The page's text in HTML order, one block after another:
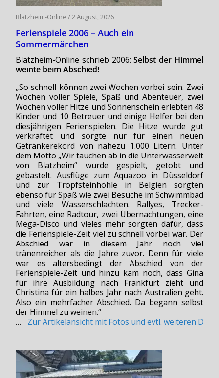
Blatzheim-Online / 2 August, 2026
Ferienspiele 2006 – Auch ein
Sommermärchen
Blatzheim-Online schrieb 2006:Selbst der Himmel
weinte beim Abschied!
„So schnell können zwei Wochen vorbei sein. Zwei
Wochen voller Spiele, Spaß und Abenteuer, zwei
Wochen voller Hitze und Sonnenschein erlebten 48
Kinder und 10 Betreuer und einige Helfer bei den
diesjährigen Ferienspielen. Die Hitze wurde gut
verkraftet und sorgte nur für einen neuen
Getränkerekord von nahezu 1.000 Litern. Unter
dem Motto „Wir tauchen ab in die Unterwasserwelt
von Blatzheim“ wurde gespielt, getobt und
gebastelt. Ausflüge zum Aquazoo in Düsseldorf
und zur Tropfsteinhöhle in Belgien sorgten
ebenso für Spaß wie zwei Besuche im Schwimmbad
und viele Wasserschlachten. Rallyes, Trecker-
Fahrten, eine Radtour, zwei Übernachtungen, eine
Mega-Disco und vieles mehr sorgten dafür, dass
die Ferienspiele-Zeit viel zu schnell vorbei war. Der
Abschied war in diesem Jahr noch viel
tränenreicher als die Jahre zuvor. Denn für viele
war es altersbedingt der Abschied von der
Ferienspiele-Zeit und hinzu kam noch, dass Gina
für ihre Ausbildung nach Frankfurt zieht und
Christina für ein halbes Jahr nach Australien geht.
Also ein mehrfacher Abschied. Da begann selbst
der Himmel zu weinen.“
…Zur Artikelansicht mit Fotos und evtl. weiteren